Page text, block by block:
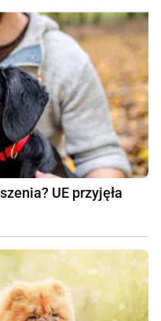
UE przyjęła